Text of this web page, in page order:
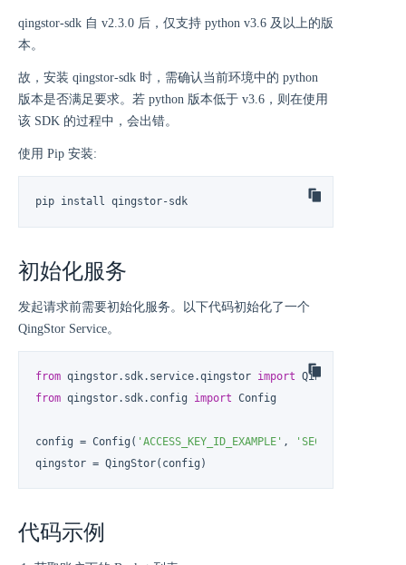
qingstor-sdk 自 v2.3.0 后，仅支持 python v3.6 及以上的版
本。
故，安装 qingstor-sdk 时，需确认当前环境中的 python
版本是否满足要求。若 python 版本低于 v3.6，则在使用
该 SDK 的过程中，会出错。
使用 Pip 安装:
pip install qingstor-sdk
初始化服务
发起请求前需要初始化服务。以下代码初始化了一个
QingStor Service。
from qingstor.sdk.service.qingstor import
from qingstor.sdk.config import Config
config = Config( 'ACCESS_KEY_ID_EXAMPLE' ,
qingstor = QingStor(config)
代码示例